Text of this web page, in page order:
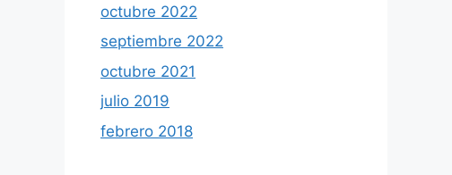
octubre 2022
septiembre 2022
octubre 2021
julio 2019
febrero 2018